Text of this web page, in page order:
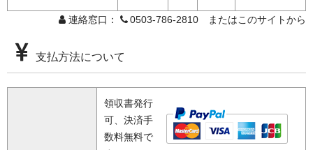
連絡窓口： 0503-786-2810 またはこのサイトから
支払方法について
領収書発行
可、決済手
数料無料で